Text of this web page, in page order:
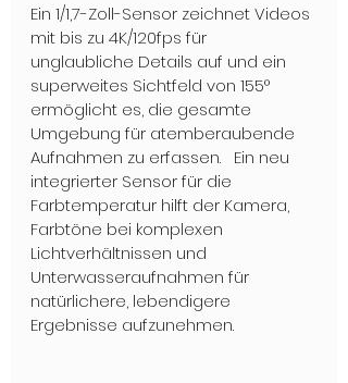
Ein 1/1,7-Zoll-Sensor zeichnet Videos
mit bis zu 4K/120fps für
unglaubliche Details auf und ein
superweites Sichtfeld von 155°
ermöglicht es, die gesamte
Umgebung für atemberaubende
Aufnahmen zu erfassen.   Ein neu
integrierter Sensor für die
Farbtemperatur hilft der Kamera,
Farbtöne bei komplexen
Lichtverhältnissen und
Unterwasseraufnahmen für
natürlichere, lebendigere
Ergebnisse aufzunehmen.